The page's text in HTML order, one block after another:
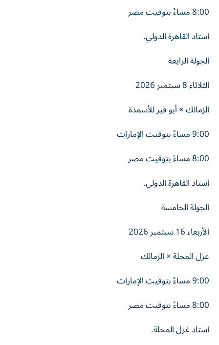
8:00 مساءً بتوقيت مصر
استاد القاهرة الدولي.
الجولة الرابعة
الثلاثاء 8 سبتمبر 2026
الزمالك × أبو قير للأسمدة
9:00 مساءً بتوقيت الإمارات
8:00 مساءً بتوقيت مصر
استاد القاهرة الدولي.
الجولة الخامسة
الأربعاء 16 سبتمبر 2026
غزل المحلة × الزمالك
9:00 مساءً بتوقيت الإمارات
8:00 مساءً بتوقيت مصر
استاد غزل المحلة.